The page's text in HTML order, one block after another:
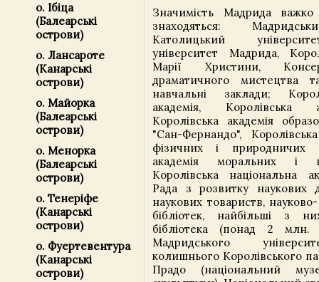
о. Ібіца
(Балеарські
острови)
о. Лансароте
(Канарські
острови)
о. Майорка
(Балеарські
острови)
о. Менорка
(Балеарські
острови)
о. Тенеріфе
(Канарські
острови)
о. Фуертевентура
(Канарські
острови)
Значимість Мадрида
знаходяться:
Католицький
університет Мадрида,
Марії Христини,
драматичного мистецтва
навчальні заклади;
академія, Королівська
Королівська академія
"Сан-Фернандо",
фізичних і природничих
академія моральних і
Королівська національна
Рада з розвитку наукових
наукових товариств,
бібліотек, найбільші з
бібліотека (понад 2 млн.
Мадридського
колишнього Королівського
Прадо (національний